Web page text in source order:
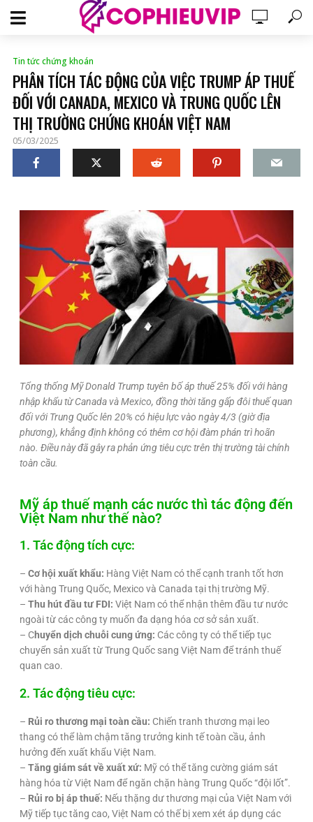
Tin tức chứng khoán
PHÂN TÍCH TÁC ĐỘNG CỦA VIỆC TRUMP ÁP THUẾ
ĐỐI VỚI CANADA, MEXICO VÀ TRUNG QUỐC LÊN
THỊ TRƯỜNG CHỨNG KHOÁN VIỆT NAM
05/03/2025
Tổng thống Mỹ Donald Trump tuyên bố áp thuế 25% đối với hàng
nhập khẩu từ Canada và Mexico, đồng thời tăng gấp đôi thuế quan
đối với Trung Quốc lên 20% có hiệu lực vào ngày 4/3 (giờ địa
phương), khẳng định không có thêm cơ hội đàm phán trì hoãn
nào. Điều này đã gây ra phản ứng tiêu cực trên thị trường tài chính
toàn cầu.
Mỹ áp thuế mạnh các nước thì tác động đến
Việt Nam như thế nào?
1. Tác động tích cực:
– Cơ hội xuất khẩu: Hàng Việt Nam có thể cạnh tranh tốt hơn
với hàng Trung Quốc, Mexico và Canada tại thị trường Mỹ.
– Thu hút đầu tư FDI: Việt Nam có thể nhận thêm đầu tư nước
ngoài từ các công ty muốn đa dạng hóa cơ sở sản xuất.
– Chuyển dịch chuỗi cung ứng: Các công ty có thể tiếp tục
chuyển sản xuất từ Trung Quốc sang Việt Nam để tránh thuế
quan cao.
2. Tác động tiêu cực:
– Rủi ro thương mại toàn cầu: Chiến tranh thương mại leo
thang có thể làm chậm tăng trưởng kinh tế toàn cầu, ảnh
hưởng đến xuất khẩu Việt Nam.
– Tăng giám sát về xuất xứ: Mỹ có thể tăng cường giám sát
hàng hóa từ Việt Nam để ngăn chặn hàng Trung Quốc “đội lốt”.
– Rủi ro bị áp thuế: Nếu thặng dư thương mại của Việt Nam với
Mỹ tiếp tục tăng cao, Việt Nam có thế bị xem xét áp dụng các